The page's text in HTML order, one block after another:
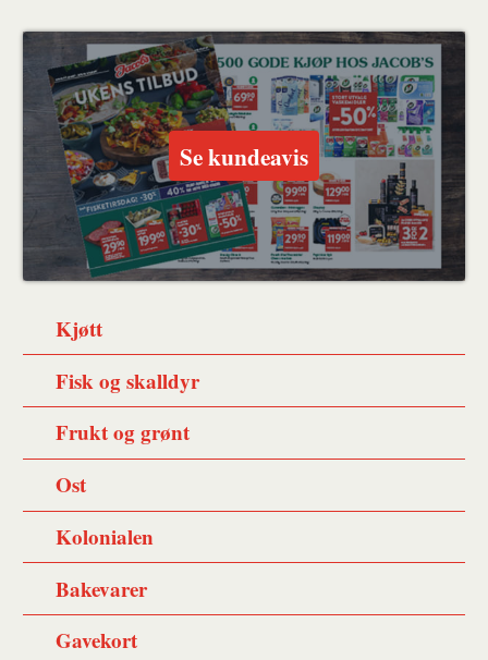
på
Facebook
på
Twitter
ut en
venn
Se kundeavis
Kjøtt
Fisk og skalldyr
Frukt og grønt
Ost
Kolonialen
Bakevarer
Gavekort